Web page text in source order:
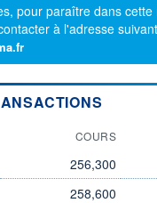
pour paraître dans cette
à l'adresse
COURS
256,300
258,600